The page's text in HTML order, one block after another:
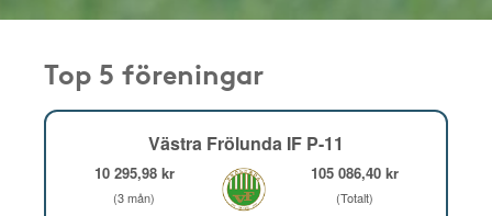
Top 5 föreningar
Västra Frölunda IF P-11
10 295,98 kr
(3 mån)
105 086,40 kr
(Totalt)